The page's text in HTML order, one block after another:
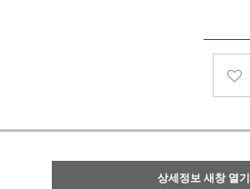
상세정보 새창 열기